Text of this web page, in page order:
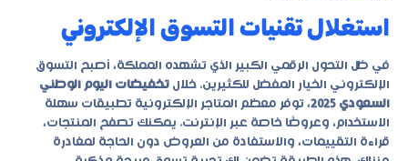
استغلال تقنيات التسوق الإلكتروني
في ظل التحول الرقمي الكبير الذي تشهده المملكة، أصبح التسوق
الإلكتروني الخيار المفضل للكثيرين. خلال تخفيضات اليوم الوطني
السعودي 2025
، توفر معظم المتاجر الإلكترونية تطبيقات سهلة
الاستخدام، وعروضًا خاصة عبر الإنترنت. يمكنك تصفح المنتجات،
قراءة التقييمات، والاستفادة من العروض دون الحاجة لمغادرة